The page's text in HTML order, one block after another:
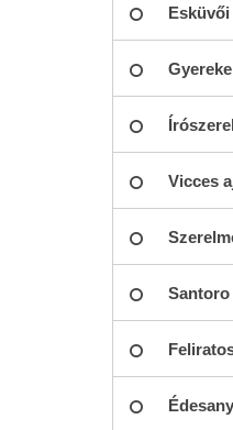
Vicces
Santoro